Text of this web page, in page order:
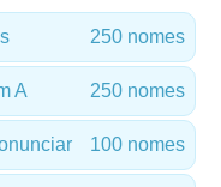
250 nomes
A 250 nomes
100 nomes